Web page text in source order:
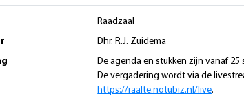
Raadzaal
Dhr. R.J. Zuidema
De agenda en stukken zijn vanaf 25
De vergadering wordt via de
https://raalte.notubiz.nl/live.